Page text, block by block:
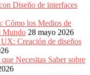
Diseño de interfaces
Cómo los Medios de
Mundo 28 mayo 2026
Creación de diseños
Necesitas Saber sobre